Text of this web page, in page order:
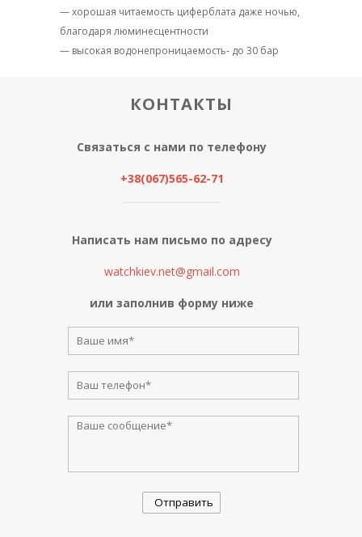
— хорошая читаемость циферблата даже ночью,
благодаря люминесцентности
— высокая водонепроницаемость- до 30 бар
КОНТАКТЫ
Связаться с нами по телефону
+38(067)565-62-71
Написать нам письмо по адресу
watchkiev.net@gmail.com
или заполнив форму ниже